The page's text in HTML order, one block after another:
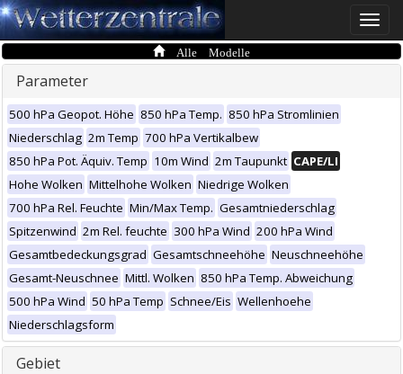
Toggle
Alle Modelle
Parameter
500 hPa Geopot. Höhe 850 hPa Temp. 850 hPa Stromlinien
Niederschlag 2m Temp 700 hPa Vertikalbew
850 hPa Pot. Äquiv. Temp 10m Wind 2m Taupunkt CAPE/LI
Hohe Wolken Mittelhohe Wolken Niedrige Wolken
700 hPa Rel. Feuchte Min/Max Temp. Gesamtniederschlag
Spitzenwind 2m Rel. feuchte 300 hPa Wind 200 hPa Wind
Gesamtbedeckungsgrad Gesamtschneehöhe Neuschneehöhe
Gesamt-Neuschnee Mittl. Wolken 850 hPa Temp. Abweichung
500 hPa Wind 50 hPa Temp Schnee/Eis Wellenhoehe
Niederschlagsform
Gebiet